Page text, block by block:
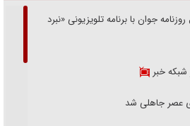
جوان با برنامه تلویزیونی «نبرد
عصر جاهلی شد